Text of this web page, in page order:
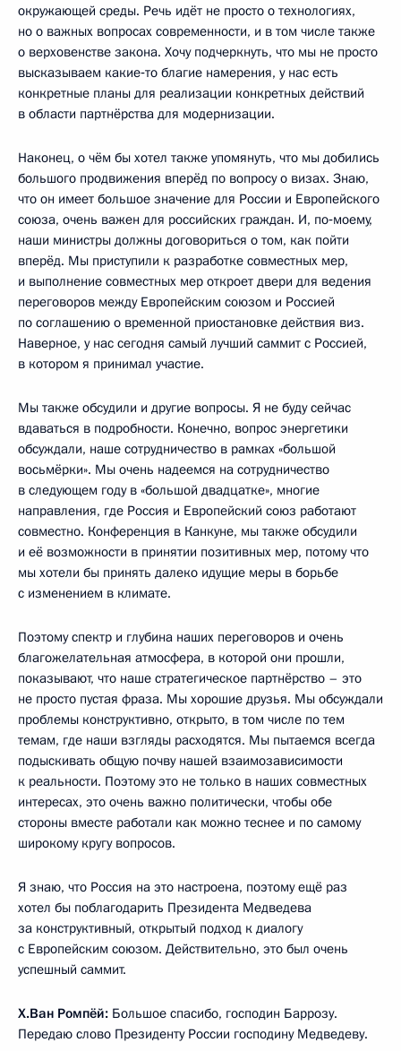
окружающей среды. Речь идёт не просто о технологиях,
но о важных вопросах современности, и в том числе также
о верховенстве закона. Хочу подчеркнуть, что мы не просто
высказываем какие‑то благие намерения, у нас есть
конкретные планы для реализации конкретных действий
в области партнёрства для модернизации.
Наконец, о чём бы хотел также упомянуть, что мы добились
большого продвижения вперёд по вопросу о визах. Знаю,
что он имеет большое значение для России и Европейского
союза, очень важен для российских граждан. И, по‑моему,
наши министры должны договориться о том, как пойти
вперёд. Мы приступили к разработке совместных мер,
и выполнение совместных мер откроет двери для ведения
переговоров между Европейским союзом и Россией
по соглашению о временной приостановке действия виз.
Наверное, у нас сегодня самый лучший саммит с Россией,
в котором я принимал участие.
Мы также обсудили и другие вопросы. Я не буду сейчас
вдаваться в подробности. Конечно, вопрос энергетики
обсуждали, наше сотрудничество в рамках «большой
восьмёрки». Мы очень надеемся на сотрудничество
в следующем году в «большой двадцатке», многие
направления, где Россия и Европейский союз работают
совместно. Конференция в Канкуне, мы также обсудили
и её возможности в принятии позитивных мер, потому что
мы хотели бы принять далеко идущие меры в борьбе
с изменением в климате.
Поэтому спектр и глубина наших переговоров и очень
благожелательная атмосфера, в которой они прошли,
показывают, что наше стратегическое партнёрство – это
не просто пустая фраза. Мы хорошие друзья. Мы обсуждали
проблемы конструктивно, открыто, в том числе по тем
темам, где наши взгляды расходятся. Мы пытаемся всегда
подыскивать общую почву нашей взаимозависимости
к реальности. Поэтому это не только в наших совместных
интересах, это очень важно политически, чтобы обе
стороны вместе работали как можно теснее и по самому
широкому кругу вопросов.
Я знаю, что Россия на это настроена, поэтому ещё раз
хотел бы поблагодарить Президента Медведева
за конструктивный, открытый подход к диалогу
с Европейским союзом. Действительно, это был очень
успешный саммит.
Х.Ван Ромпёй: Большое спасибо, господин Баррозу.
Передаю слово Президенту России господину Медведеву.